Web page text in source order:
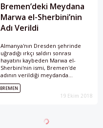
Bremen’deki Meydana
Marwa el-Sherbini’nin
Adı Verildi
Almanya'nın Dresden şehrinde
uğradığı ırkçı saldırı sonrası
hayatını kaybeden Marwa el-
Sherbini'nin ismi, Bremen'de
adının verildiği meydanda
yaşayacak.
BREMEN
19 Ekim 2018